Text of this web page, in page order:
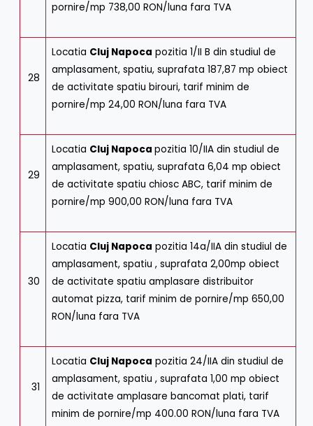
pornire/mp 738,00 RON/luna fara TVA
28
Locatia Cluj Napoca pozitia 1/II B din studiul de
amplasament, spatiu, suprafata 187,87 mp obiect
de activitate spatiu birouri, tarif minim de
pornire/mp 24,00 RON/luna fara TVA
29
Locatia Cluj Napocapozitia 10/IIA din studiul de
amplasament, spatiu, suprafata 6,04 mp obiect
de activitate spatiu chiosc ABC, tarif minim de
pornire/mp 900,00 RON/luna fara TVA
30
Locatia Cluj Napoca pozitia 14a/IIA din studiul de
amplasament, spatiu , suprafata 2,00mp obiect
de activitate spatiu amplasare distribuitor
automat pizza, tarif minim de pornire/mp 650,00
RON/luna fara TVA
31
Locatia Cluj Napoca pozitia 24/IIA din studiul de
amplasament, spatiu , suprafata 1,00 mp obiect
de activitate amplasare bancomat plati, tarif
minim de pornire/mp 400.00 RON/luna fara TVA